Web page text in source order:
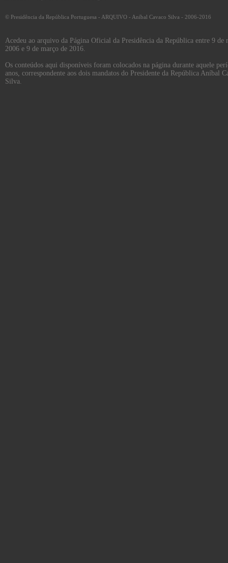
© Presidência da República Portuguesa - ARQUIVO - Aníbal Cavaco Silva - 2006-2016
Acedeu ao arquivo da Página Oficial da Presidência da República entre 9 de
2006 e 9 de março de 2016.
Os conteúdos aqui disponíveis foram colocados na página durante aquele
anos, correspondente aos dois mandatos do Presidente da República Aníbal
Silva.